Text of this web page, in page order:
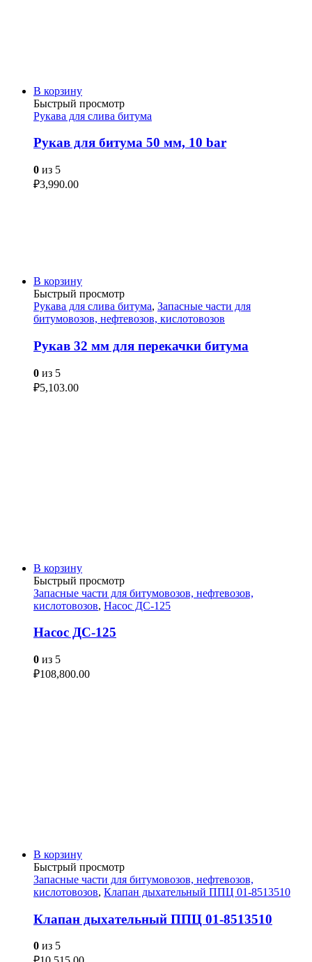
В корзину
Быстрый просмотр
Рукава для слива битума
Рукав для битума 50 мм, 10 bar
0 из 5
₽3,990.00
В корзину
Быстрый просмотр
Рукава для слива битума, Запасные части для
битумовозов, нефтевозов, кислотовозов
Рукав 32 мм для перекачки битума
0 из 5
₽5,103.00
В корзину
Быстрый просмотр
Запасные части для битумовозов, нефтевозов,
кислотовозов, Насос ДС-125
Насос ДС-125
0 из 5
₽108,800.00
В корзину
Быстрый просмотр
Запасные части для битумовозов, нефтевозов,
кислотовозов, Клапан дыхательный ППЦ 01-8513510
Клапан дыхательный ППЦ 01-8513510
0 из 5